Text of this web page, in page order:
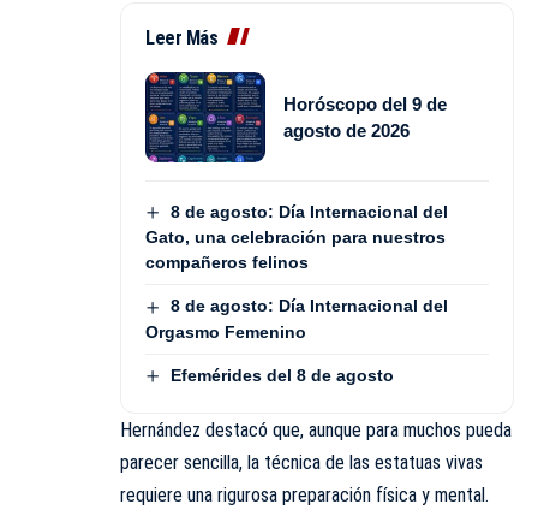
Leer Más
Horóscopo del 9 de
agosto de 2026
8 de agosto: Día Internacional del
Gato, una celebración para nuestros
compañeros felinos
8 de agosto: Día Internacional del
Orgasmo Femenino
Efemérides del 8 de agosto
Hernández destacó que, aunque para muchos pueda
parecer sencilla, la técnica de las estatuas vivas
requiere una rigurosa preparación física y mental.